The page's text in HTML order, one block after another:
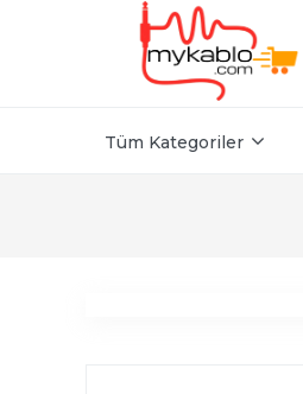
Tüm Kategoriler